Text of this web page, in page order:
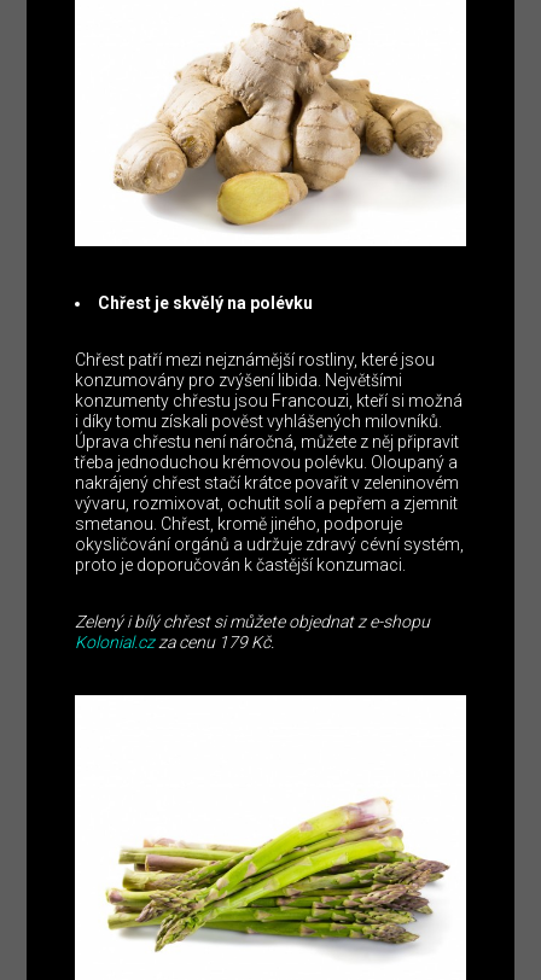
Chřest je skvělý na polévku
Chřest patří mezi nejznámější rostliny, které jsou
konzumovány pro zvýšení libida. Největšími
konzumenty chřestu jsou Francouzi, kteří si možná
i díky tomu získali pověst vyhlášených milovníků.
Úprava chřestu není náročná, můžete z něj připravit
třeba jednoduchou krémovou polévku. Oloupaný a
nakrájený chřest stačí krátce povařit v zeleninovém
vývaru, rozmixovat, ochutit solí a pepřem a zjemnit
smetanou. Chřest, kromě jiného, podporuje
okysličování orgánů a udržuje zdravý cévní systém,
proto je doporučován k častější konzumaci.
Zelený i bílý chřest si můžete objednat z e-shopu
Kolonial.czza cenu 179 Kč.